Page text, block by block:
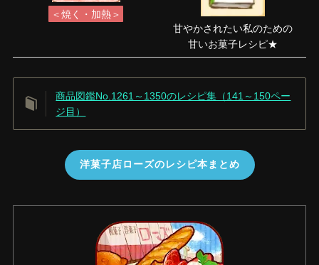
＜焼く・加熱＞
甘やかされたい私のための
甘いお菓子レシピ★
商品図鑑No.1261～1350のレシピ集（141～150ペー
ジ目）
洋菓子店ローズのレシピ本まとめ